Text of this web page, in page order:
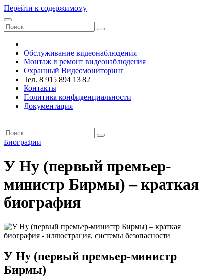
Перейти к содержимому
Обслуживание видеонаблюдения
Монтаж и ремонт видеонаблюдения
Охранный Видеомониторинг
Тел. 8 915 894 13 82
Контакты
Политика конфиденциальности
Документация
Биографии
У Ну (первый премьер-
министр Бирмы) – краткая
биография
У Ну (первый премьер-министр
Бирмы)